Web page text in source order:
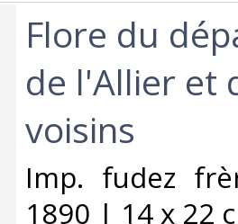
‎Flore du
de l'Allier et
voisins‎
‎Imp. fudez
1890 | 14 x 22